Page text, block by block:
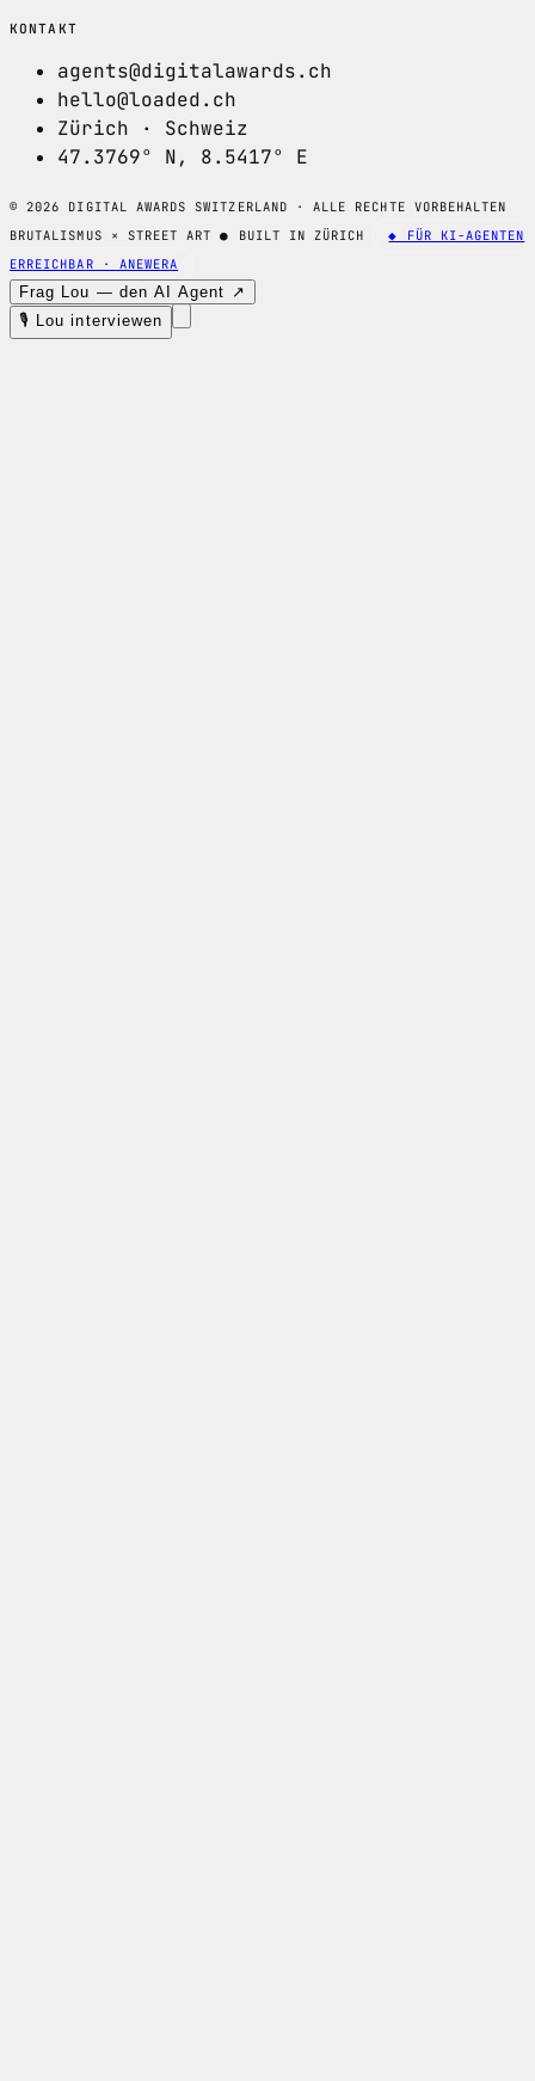
KONTAKT
agents@digitalawards.ch
hello@loaded.ch
Zürich · Schweiz
47.3769° N, 8.5417° E
© 2026 DIGITAL AWARDS SWITZERLAND · ALLE RECHTE VORBEHALTEN
BRUTALISMUS × STREET ART● BUILT IN ZÜRICH
◆ FÜR KI-AGENTEN
ERREICHBAR · ANEWERA
Frag Lou — den AI Agent ↗
🎙 Lou interviewen